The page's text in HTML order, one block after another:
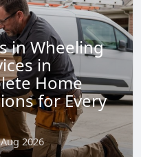
in Wheeling
in
Home
for Every
2026